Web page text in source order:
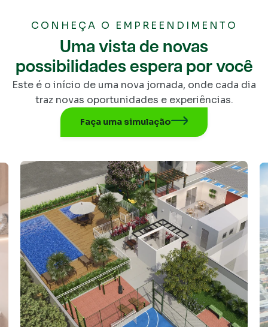
CONHEÇA O EMPREENDIMENTO
Uma vista de novas
possibilidades espera por você
Este é o início de uma nova jornada, onde cada dia
traz novas oportunidades e experiências.
Faça uma simulação